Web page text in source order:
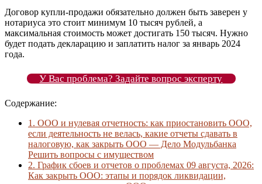
Договор купли-продажи обязательно должен быть заверен у
нотариуса это стоит минимум 10 тысяч рублей, а
максимальная стоимость может достигать 150 тысяч. Нужно
будет подать декларацию и заплатить налог за январь 2024
года.
У Вас проблема? Задайте вопрос эксперту
Содержание:
1. ООО и нулевая отчетность: как приостановить ООО,
если деятельность не велась, какие отчеты сдавать в
налоговую, как закрыть ООО — Дело Модульбанка
Решить вопросы с имуществом
2. График сбоев и отчетов о проблемах 09 августа, 2026:
Как закрыть ООО: этапы и порядок ликвидации,